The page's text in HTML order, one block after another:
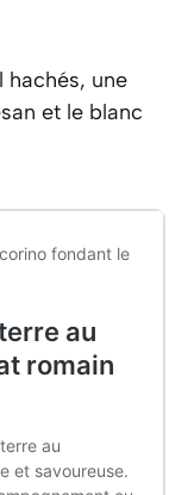
hachés, une
et le blanc